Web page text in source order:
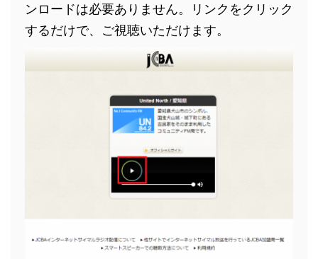
ンロードは必要ありません。リンクをクリック
するだけで、ご視聴いただけます。